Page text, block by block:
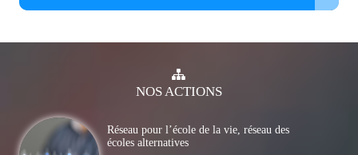
NOSACTIONS
Réseau pour l’école de la vie, réseau des
écoles alternatives